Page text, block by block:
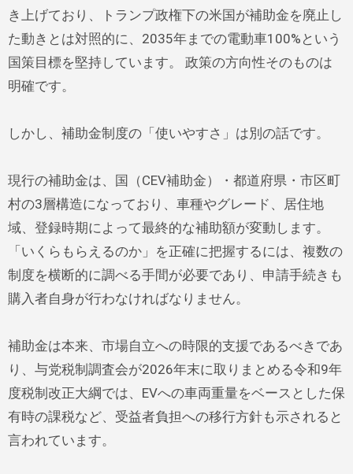
き上げており、トランプ政権下の米国が補助金を廃止し
た動きとは対照的に、2035年までの電動車100%という
国策目標を堅持しています。 政策の方向性そのものは
明確です。
しかし、補助金制度の「使いやすさ」は別の話です。
現行の補助金は、国（CEV補助金）・都道府県・市区町
村の3層構造になっており、車種やグレード、居住地
域、登録時期によって最終的な補助額が変動します。
「いくらもらえるのか」を正確に把握するには、複数の
制度を横断的に調べる手間が必要であり、申請手続きも
購入者自身が行わなければなりません。
補助金は本来、市場自立への時限的支援であるべきであ
り、与党税制調査会が2026年末に取りまとめる令和9年
度税制改正大綱では、EVへの車両重量をベースとした保
有時の課税など、受益者負担への移行方針も示されると
言われています。